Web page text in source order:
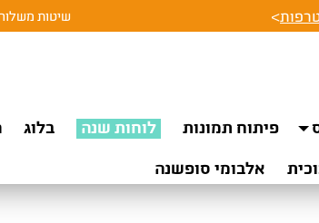
> שיטות
פיתוח תמונות לוחות שנה בלוג
אלבומי סופשנה